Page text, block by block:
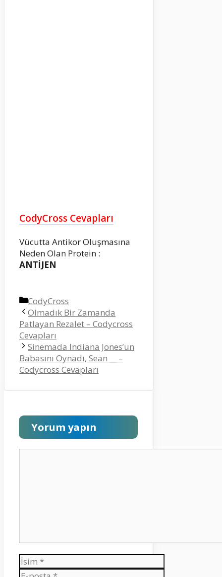
CodyCross Cevapları
Vücutta Antikor Oluşmasına
Neden Olan Protein :
ANTİJEN
Kategoriler
CodyCross
Olmadık Bir Zamanda
Patlayan Rezalet – Codycross
Cevapları
Sinemada Indiana Jones’un
Babasını Oynadı, Sean __ –
Codycross Cevapları
Yorum yapın
İsim
E-